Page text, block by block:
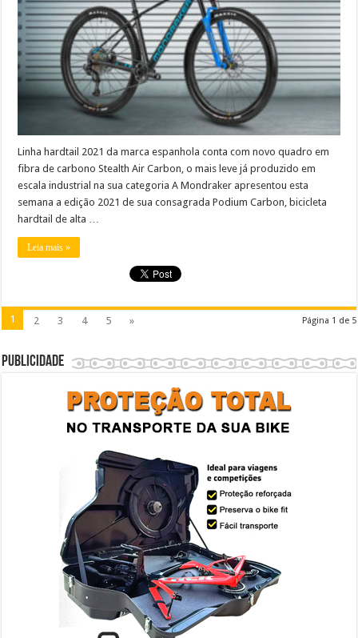
Linha hardtail 2021 da marca espanhola conta com novo quadro em
fibra de carbono Stealth Air Carbon, o mais leve já produzido em
escala industrial na sua categoria A Mondraker apresentou esta
semana a edição 2021 de sua consagrada Podium Carbon, bicicleta
hardtail de alta …
Leia mais »
Página 1 de 5
1 2 3 4 5 »
Publicidade